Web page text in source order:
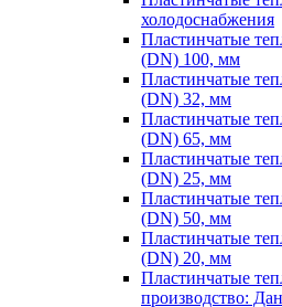
холодоснабжения
Пластинчатые
(DN) 100, мм
Пластинчатые
(DN) 32, мм
Пластинчатые
(DN) 65, мм
Пластинчатые
(DN) 25, мм
Пластинчатые
(DN) 50, мм
Пластинчатые
(DN) 20, мм
Пластинчатые
производство: